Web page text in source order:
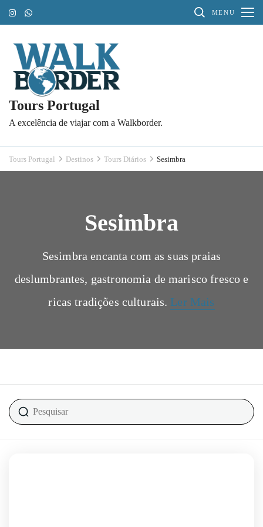
Pular
para
conteúdo
(Pressione
MENU
Tours Portugal
A excelência de viajar com a Walkborder.
Tours Portugal Destinos Tours Diários Sesimbra
Sesimbra
Sesimbra encanta com as suas praias
deslumbrantes, gastronomia de marisco fresco e
ricas tradições culturais. Ler Mais